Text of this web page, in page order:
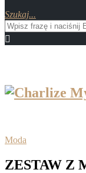
Szukaj...
Moda
ZESTAW Z